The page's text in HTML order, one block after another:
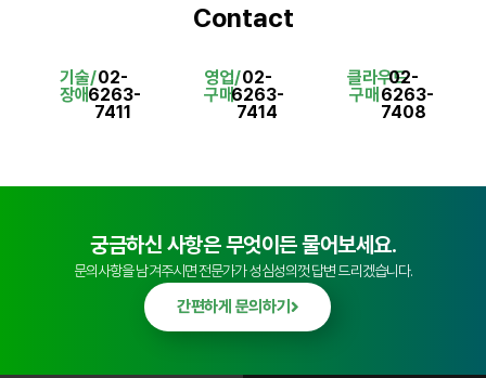
Contact
기술/
장애
02-
6263-
7411
영업/
구매
02-
6263-
7414
클라우드
구매
02-
6263-
7408
궁금하신 사항은 무엇이든 물어보세요.
문의사항을 남겨주시면 전문가가 성심성의껏 답변 드리겠습니다.
간편하게 문의하기